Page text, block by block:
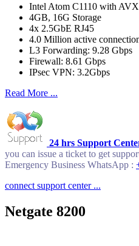
Intel Atom C1110 with
4GB, 16G Storage
4x 2.5GbE RJ45
4.0 Million active
L3 Forwarding: 9.28 Gbps
Firewall: 8.61 Gbps
IPsec VPN: 3.2Gbps
Read More ...
24 hrs Support
you can issue a ticket to get
Emergency Business WhatsApp :
connect support center ...
Netgate 8200